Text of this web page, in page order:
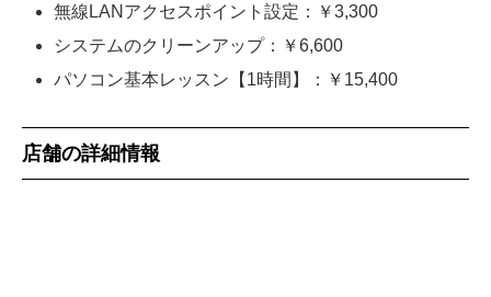
無線LANアクセスポイント設定：￥3,300
システムのクリーンアップ：￥6,600
パソコン基本レッスン【1時間】：￥15,400
店舗の詳細情報